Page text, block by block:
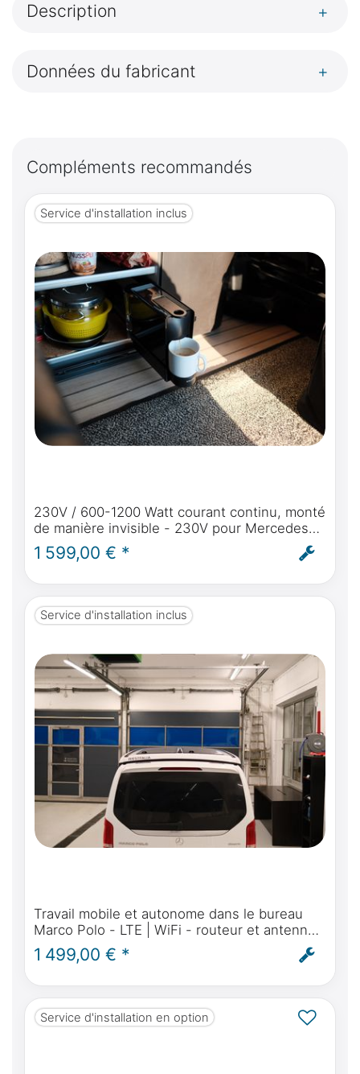
Description +
Données du fabricant +
Compléments recommandés
Service d'installation inclus
230V / 600-1200 Watt courant continu, monté
de manière invisible - 230V pour Mercedes-
Benz Marco Polo (W447) à partir de BJ2014
courant autarcique dans le Marco Polo -
1 599,00 € *
Service d'installation inclus
Travail mobile et autonome dans le bureau
Marco Polo - LTE | WiFi - routeur et antenne
pour Mercedes-Benz Marco Polo, Activity,
Horizon - montage inclus
1 499,00 € *
Service d'installation en option